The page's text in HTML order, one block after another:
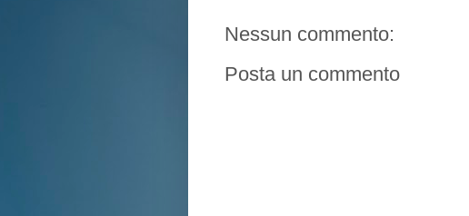
Nessun commento:
Posta un commento